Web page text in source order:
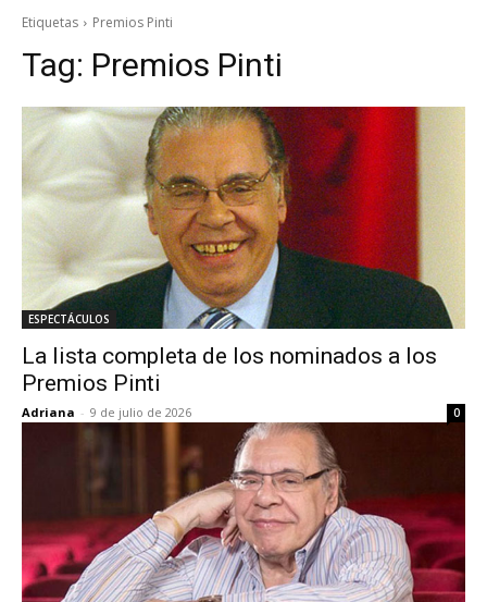
Etiquetas Premios Pinti
Tag: Premios Pinti
ESPECTÁCULOS
La lista completa de los nominados a los
Premios Pinti
Adriana - 9 de julio de 2026 0